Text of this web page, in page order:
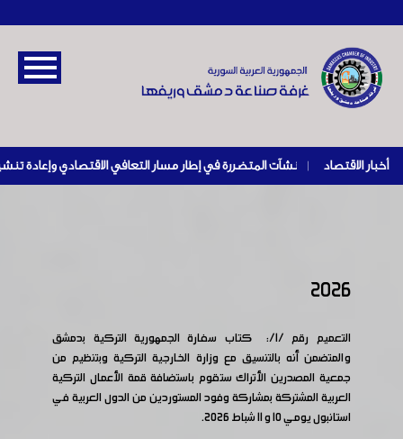
أخبار الاقتصاد |
2026
التعميم رقم /1/: كتاب سفارة الجمهورية التركية بدمشق
والمتضمن أنه بالتنسيق مع وزارة الخارجية التركية وبتنظيم من
جمعية المصدرين الأتراك ستقوم باستضافة قمة الأعمال التركية
العربية المشتركة بمشاركة وفود المستوردين من الدول العربية في
استانبول يومي 10 و 11 شباط 2026.